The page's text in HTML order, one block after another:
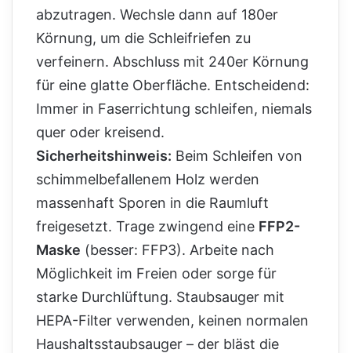
abzutragen. Wechsle dann auf 180er
Körnung, um die Schleifriefen zu
verfeinern. Abschluss mit 240er Körnung
für eine glatte Oberfläche. Entscheidend:
Immer in Faserrichtung schleifen, niemals
quer oder kreisend.
Sicherheitshinweis: Beim Schleifen von
schimmelbefallenem Holz werden
massenhaft Sporen in die Raumluft
freigesetzt. Trage zwingend eine FFP2-
Maske (besser: FFP3). Arbeite nach
Möglichkeit im Freien oder sorge für
starke Durchlüftung. Staubsauger mit
HEPA-Filter verwenden, keinen normalen
Haushaltsstaubsauger – der bläst die